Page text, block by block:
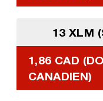
13 XLM
1,86 CAD
CANADIEN)